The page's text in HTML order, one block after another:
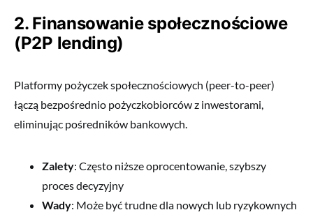
2. Finansowanie społecznościowe
(P2P lending)
Platformy pożyczek społecznościowych (peer-to-peer)
łączą bezpośrednio pożyczkobiorców z inwestorami,
eliminując pośredników bankowych.
Zalety: Często niższe oprocentowanie, szybszy
proces decyzyjny
Wady: Może być trudne dla nowych lub ryzykownych